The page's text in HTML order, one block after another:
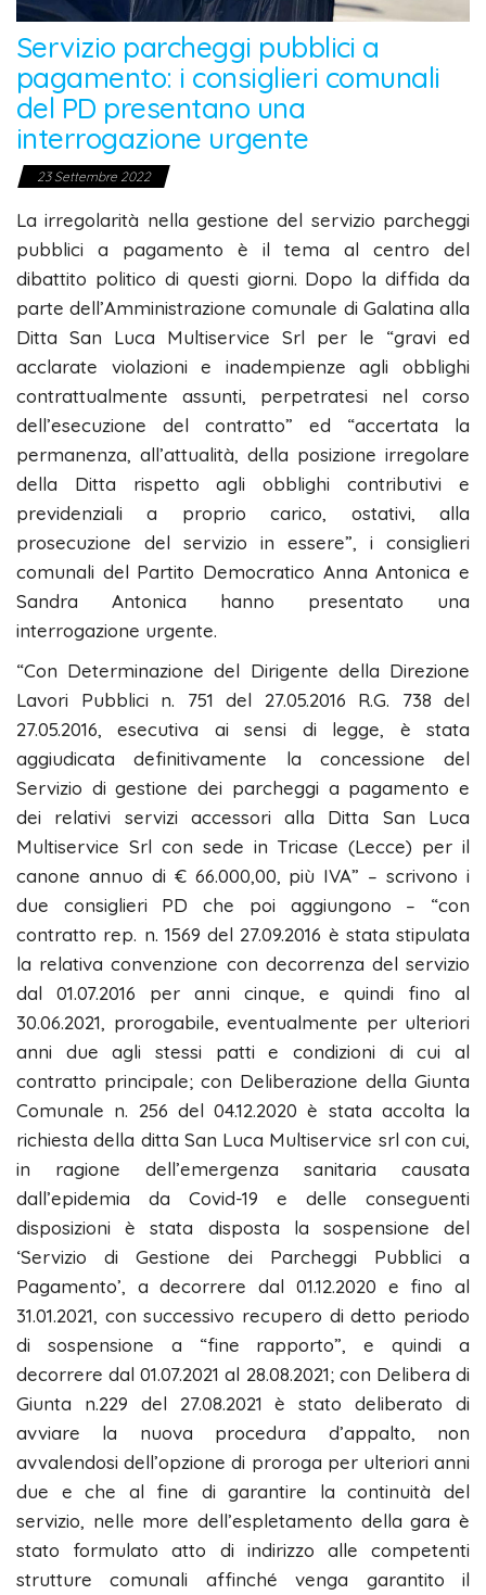
Servizio parcheggi pubblici a
pagamento: i consiglieri comunali
del PD presentano una
interrogazione urgente
23 Settembre 2022
La irregolarità nella gestione del servizio parcheggi
pubblici a pagamento è il tema al centro del
dibattito politico di questi giorni. Dopo la diffida da
parte dell’Amministrazione comunale di Galatina alla
Ditta San Luca Multiservice Srl per le “gravi ed
acclarate violazioni e inadempienze agli obblighi
contrattualmente assunti, perpetratesi nel corso
dell’esecuzione del contratto” ed “accertata la
permanenza, all’attualità, della posizione irregolare
della Ditta rispetto agli obblighi contributivi e
previdenziali a proprio carico, ostativi, alla
prosecuzione del servizio in essere”, i consiglieri
comunali del Partito Democratico Anna Antonica e
Sandra Antonica hanno presentato una
interrogazione urgente.
“Con Determinazione del Dirigente della Direzione
Lavori Pubblici n. 751 del 27.05.2016 R.G. 738 del
27.05.2016, esecutiva ai sensi di legge, è stata
aggiudicata definitivamente la concessione del
Servizio di gestione dei parcheggi a pagamento e
dei relativi servizi accessori alla Ditta San Luca
Multiservice Srl con sede in Tricase (Lecce) per il
canone annuo di € 66.000,00, più IVA” – scrivono i
due consiglieri PD che poi aggiungono – “con
contratto rep. n. 1569 del 27.09.2016 è stata stipulata
la relativa convenzione con decorrenza del servizio
dal 01.07.2016 per anni cinque, e quindi fino al
30.06.2021, prorogabile, eventualmente per ulteriori
anni due agli stessi patti e condizioni di cui al
contratto principale; con Deliberazione della Giunta
Comunale n. 256 del 04.12.2020 è stata accolta la
richiesta della ditta San Luca Multiservice srl con cui,
in ragione dell’emergenza sanitaria causata
dall’epidemia da Covid-19 e delle conseguenti
disposizioni è stata disposta la sospensione del
‘Servizio di Gestione dei Parcheggi Pubblici a
Pagamento’, a decorrere dal 01.12.2020 e fino al
31.01.2021, con successivo recupero di detto periodo
di sospensione a “fine rapporto”, e quindi a
decorrere dal 01.07.2021 al 28.08.2021; con Delibera di
Giunta n.229 del 27.08.2021 è stato deliberato di
avviare la nuova procedura d’appalto, non
avvalendosi dell’opzione di proroga per ulteriori anni
due e che al fine di garantire la continuità del
servizio, nelle more dell’espletamento della gara è
stato formulato atto di indirizzo alle competenti
strutture comunali affinché venga garantito il